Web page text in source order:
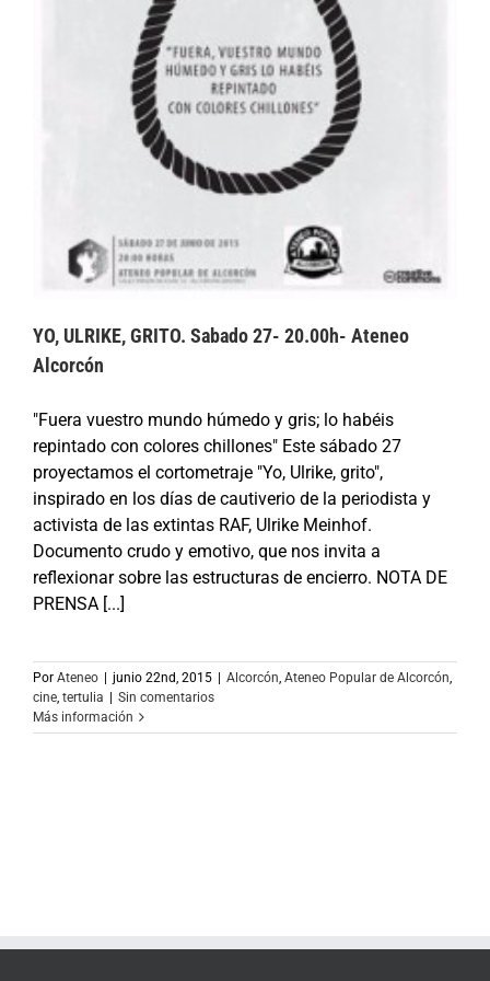
YO, ULRIKE, GRITO. Sabado 27- 20.00h- Ateneo
Alcorcón
"Fuera vuestro mundo húmedo y gris; lo habéis
repintado con colores chillones" Este sábado 27
proyectamos el cortometraje "Yo, Ulrike, grito",
inspirado en los días de cautiverio de la periodista y
activista de las extintas RAF, Ulrike Meinhof.
Documento crudo y emotivo, que nos invita a
reflexionar sobre las estructuras de encierro. NOTA DE
PRENSA [...]
Por Ateneo | junio 22nd, 2015 | Alcorcón, Ateneo Popular de Alcorcón,
cine, tertulia | Sin comentarios
Más información